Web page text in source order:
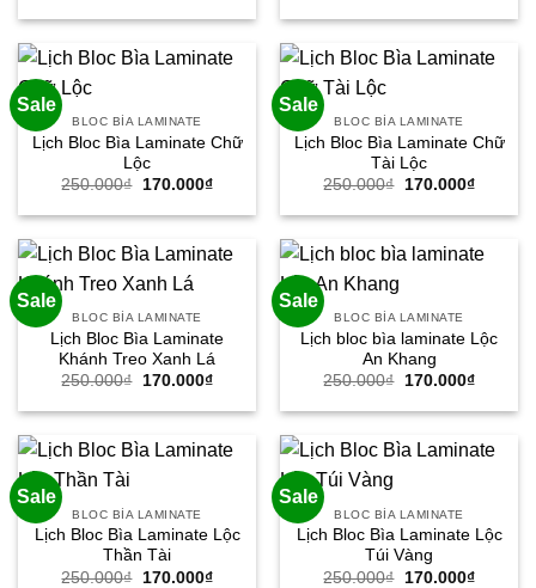
là:
tại
170.000₫.
là:
tại
Sale
BLOC BÌA LAMINATE
Lịch Bloc Bìa Laminate Chữ
Lộc
250.000₫
Giá
là:
170.000₫Giá
tại
170.000₫.
Sale
BLOC BÌA LAMINATE
Lịch Bloc Bìa Laminate Chữ
Tài Lộc
250.000₫
Giá
là:
170.000₫Giá
tại
Sale
BLOC BÌA LAMINATE
Lịch Bloc Bìa Laminate
Khánh Treo Xanh Lá
250.000₫
Giá
là:
170.000₫Giá
tại
170.000₫.
Sale
BLOC BÌA LAMINATE
Lịch bloc bìa laminate Lộc
An Khang
250.000₫
Giá
là:
170.000₫Giá
tại
Sale
BLOC BÌA LAMINATE
Lịch Bloc Bìa Laminate Lộc
Thần Tài
250.000₫
Giá
170.000₫Giá
Sale
BLOC BÌA LAMINATE
Lịch Bloc Bìa Laminate Lộc
Túi Vàng
250.000₫
Giá
170.000₫Giá